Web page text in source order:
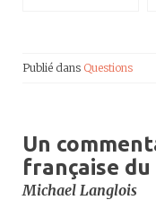
Publié dans Questions
Un
française du
Michael Langlois